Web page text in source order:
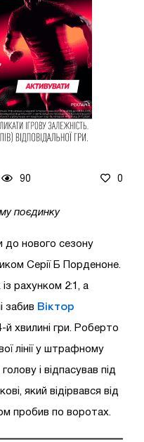
90 0
поєдинку
до нового сезону
Серії Б Порденоне.
рахунком 2:1, а
забив Віктор
й хвилині гри. Роберто
лінії у штрафному
і відпасував під
який відірвався від
пробив по воротах.